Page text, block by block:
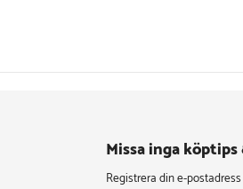
Missa inga
Registrera din e-